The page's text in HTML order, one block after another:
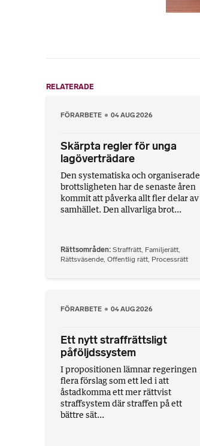
RELATERADE
FÖRARBETE 04 AUG 2026
Skärpta regler för unga
lagöverträdare
Den systematiska och organiserade
brottsligheten har de senaste åren
kommit att påverka allt fler delar av
samhället. Den allvarliga brot...
Rättsområden Straffrätt, Familjerätt,
Rättsväsende, Offentlig rätt, Processrätt
FÖRARBETE 04 AUG 2026
Ett nytt straffrättsligt
påföljdssystem
I propositionen lämnar regeringen
flera förslag som ett led i att
åstadkomma ett mer rättvist
straffsystem där straffen på ett
bättre sät...